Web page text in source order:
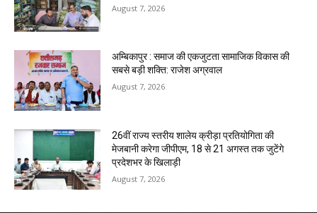
August 7, 2026
अम्बिकापुर : समाज की एकजुटता सामाजिक विकास की
सबसे बड़ी शक्ति: राजेश अग्रवाल
August 7, 2026
26वीं राज्य स्तरीय शालेय क्रीड़ा प्रतियोगिता की
मेजबानी करेगा जीपीएम, 18 से 21 अगस्त तक जुटेंगे
प्रदेशभर के खिलाड़ी
August 7, 2026